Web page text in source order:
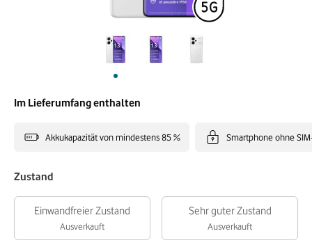
Im Lieferumfang enthalten
Akkukapazität von mindestens 85 % Smartphone ohne
Zustand
Einwandfreier Zustand
Ausverkauft
Sehr guter Zustand
Ausverkauft